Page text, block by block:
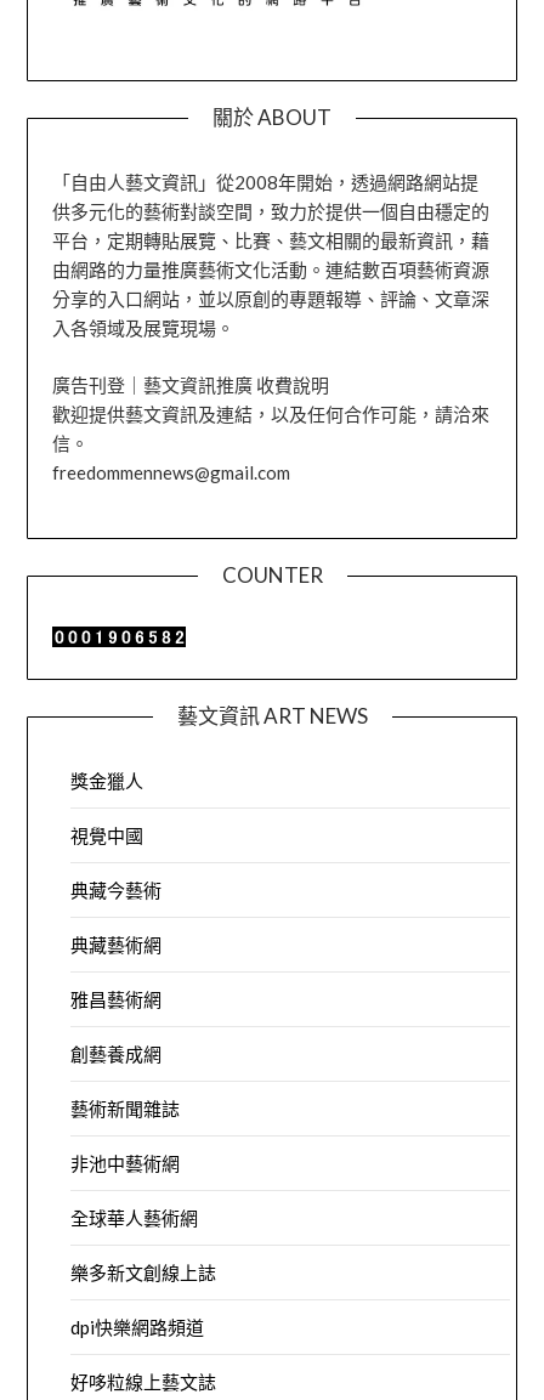
關於 ABOUT
「自由人藝文資訊」從2008年開始，透過網路網站提
供多元化的藝術對談空間，致力於提供一個自由穩定的
平台，定期轉貼展覽、比賽、藝文相關的最新資訊，藉
由網路的力量推廣藝術文化活動。連結數百項藝術資源
分享的入口網站，並以原創的專題報導、評論、文章深
入各領域及展覽現場。
廣告刊登｜藝文資訊推廣 收費說明
歡迎提供藝文資訊及連結，以及任何合作可能，請洽來
信。
freedommennews@gmail.com
COUNTER
藝文資訊 ART NEWS
獎金獵人
視覺中國
典藏今藝術
典藏藝術網
雅昌藝術網
創藝養成網
藝術新聞雜誌
非池中藝術網
全球華人藝術網
樂多新文創線上誌
dpi快樂網路頻道
好哆粒線上藝文誌